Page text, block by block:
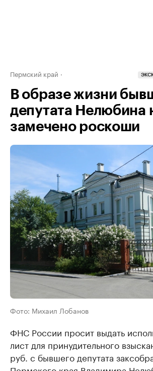
Пермский край
В образе жизни
депутата Нелюбина
замечено роскоши
Фото: Михаил Лобанов
ФНС России просит выдать
лист для принудительного
руб. с бывшего депутата